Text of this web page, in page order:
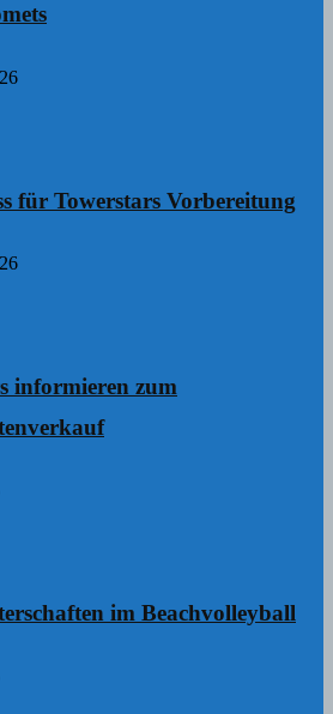
für Towerstars Vorbereitung
informieren zum
im Beachvolleyball